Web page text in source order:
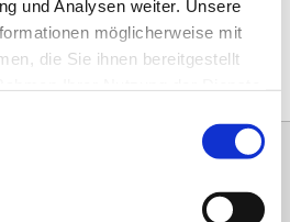
und Analysen weiter. Unsere
möglicherweise mit
die Sie ihnen bereitgestellt
zu unseremDatenschutz.